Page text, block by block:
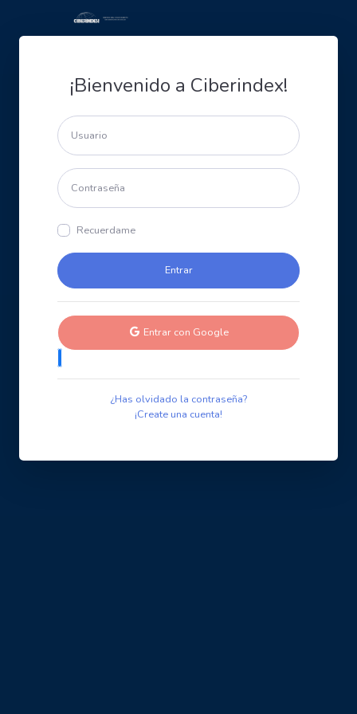
¡Bienvenido a Ciberindex!
Recuerdame
Entrar con Google
¿Has olvidado la contraseña?
¡Create una cuenta!